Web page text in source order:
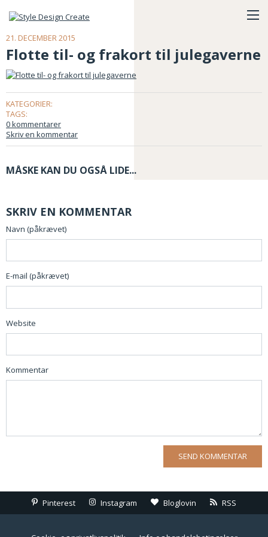
21. DECEMBER 2015
Flotte til- og frakort til julegaverne
KATEGORIER:
TAGS:
0 kommentarer
Skriv en kommentar
MÅSKE KAN DU OGSÅ LIDE...
SKRIV EN KOMMENTAR
Navn (påkrævet)
E-mail (påkrævet)
Website
Kommentar
Pinterest Instagram Bloglovin RSS